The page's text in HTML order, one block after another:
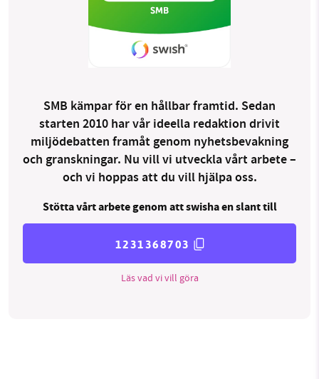
SMB kämpar för en hållbar framtid. Sedan
starten 2010 har vår ideella redaktion drivit
miljödebatten framåt genom nyhetsbevakning
och granskningar. Nu vill vi utveckla vårt arbete –
och vi hoppas att du vill hjälpa oss.
Stötta vårt arbete genom att swisha en slant till
1231368703
Läs vad vi vill göra